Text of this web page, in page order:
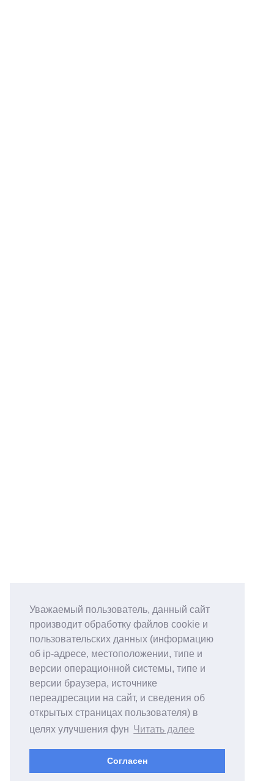
Уважаемый пользователь, данный сайт
производит обработку файлов cookie и
пользовательских данных (информацию
об ip-адресе, местоположении, типе и
версии операционной системы, типе и
версии браузера, источнике
переадресации на сайт, и сведения об
открытых страницах пользователя) в
целях улучшения фун Читать далее
Согласен